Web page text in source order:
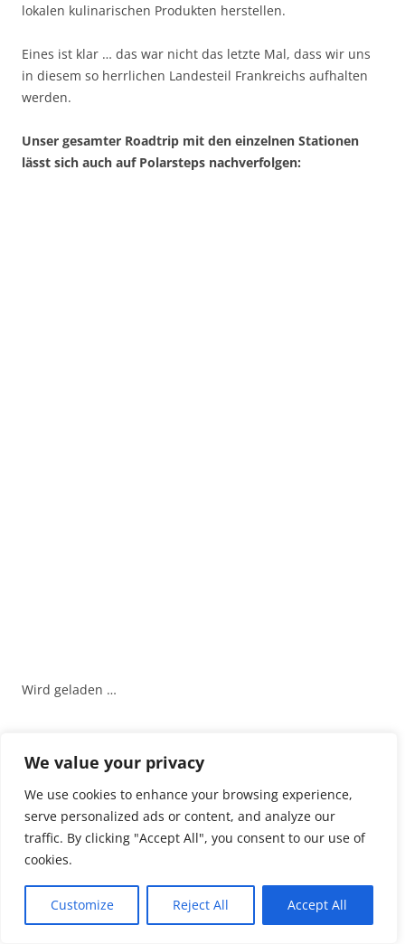
We value your privacy
We use cookies to enhance your browsing experience,
serve personalized ads or content, and analyze our
traffic. By clicking "Accept All", you consent to our use of
cookies.
Customize Reject All Accept All
lokalen kulinarischen Produkten herstellen.
Eines ist klar … das war nicht das letzte Mal, dass wir uns
in diesem so herrlichen Landesteil Frankreichs aufhalten
werden.
Unser gesamter Roadtrip mit den einzelnen Stationen
lässt sich auch auf Polarsteps nachverfolgen:
Wird geladen …
Dieser Beitrag wurde am24. September 2025
Schlagwörter:Ardèche,Camping,Cèze,Flowcamper, Frankreich
Roadtrip ,Südfrankreich,Vanyourlife.
Abonnieren